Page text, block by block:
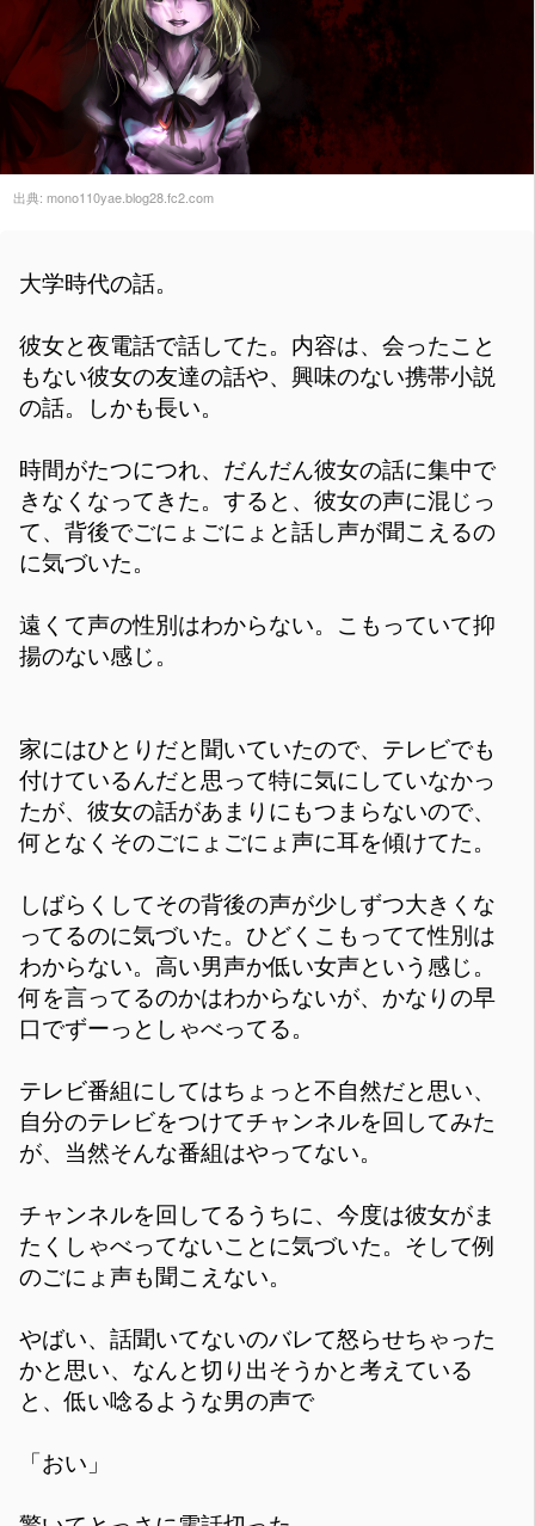
出典: mono110yae.blog28.fc2.com
大学時代の話。
彼女と夜電話で話してた。内容は、会ったこと
もない彼女の友達の話や、興味のない携帯小説
の話。しかも長い。
時間がたつにつれ、だんだん彼女の話に集中で
きなくなってきた。すると、彼女の声に混じっ
て、背後でごにょごにょと話し声が聞こえるの
に気づいた。
遠くて声の性別はわからない。こもっていて抑
揚のない感じ。
家にはひとりだと聞いていたので、テレビでも
付けているんだと思って特に気にしていなかっ
たが、彼女の話があまりにもつまらないので、
何となくそのごにょごにょ声に耳を傾けてた。
しばらくしてその背後の声が少しずつ大きくな
ってるのに気づいた。ひどくこもってて性別は
わからない。高い男声か低い女声という感じ。
何を言ってるのかはわからないが、かなりの早
口でずーっとしゃべってる。
テレビ番組にしてはちょっと不自然だと思い、
自分のテレビをつけてチャンネルを回してみた
が、当然そんな番組はやってない。
チャンネルを回してるうちに、今度は彼女がま
たくしゃべってないことに気づいた。そして例
のごにょ声も聞こえない。
やばい、話聞いてないのバレて怒らせちゃった
かと思い、なんと切り出そうかと考えている
と、低い唸るような男の声で
「おい」